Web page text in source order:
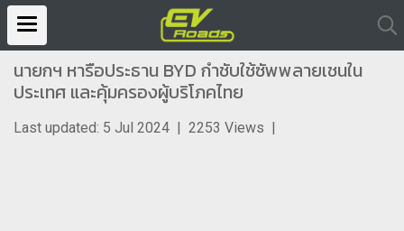
นายกฯ หารือประธาน BYD กำชับใช้ซัพพลายเชนใน
ประเทศ และคุ้มครองผู้บริโภคไทย
Last updated: 5 Jul 2024 | 2253 Views |